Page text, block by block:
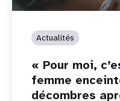
Actualités
« Pour moi,
femme
décombres